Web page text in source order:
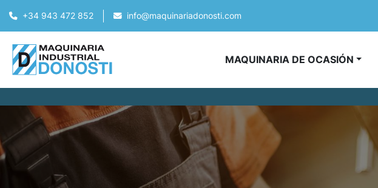
+34 943 472 852 info@maquinariadonosti.com
MAQUINARIA DE OCASIÓN